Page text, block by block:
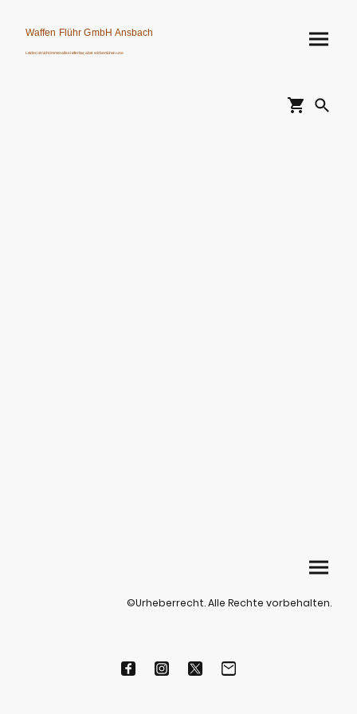
Waffen Flühr GmbH Ansbach
Leider ist nicht immer alles lieferbar, aber wir bemühen uns.
©Urheberrecht. Alle Rechte vorbehalten.